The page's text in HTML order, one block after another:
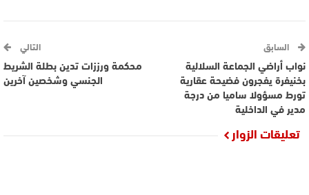
السابق
نواب أراضي الجماعة السلالية
بخنيفرة يفجرون فضيحة عقارية
تورط مسؤولا ساميا من درجة
مدير في الداخلية
التالي
محكمة ورززات تدين بطلة الشريط
الجنسي وشخصين آخرين
تعليقات الزوار